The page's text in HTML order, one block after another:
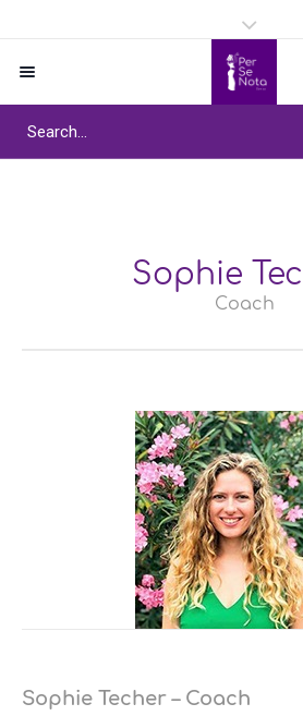
Sophie
Coach
Sophie Techer – Coach